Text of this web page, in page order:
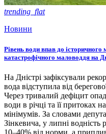
trending_flat
Новини
Рівень води впав до історичного
катастрофічного маловоддя на
На Дністрі зафіксували
вода відступила від
Через тривалий дефіцит
води в річці та її притоках
мінімумів. За словами
Зінкевича, у липні водність
10–40% від норми, а